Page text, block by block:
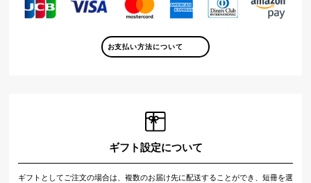
お支払い方法について
ギフト設定について
ギフトとしてご注文の場合は、複数のお届け先に配送することができ、短冊を選